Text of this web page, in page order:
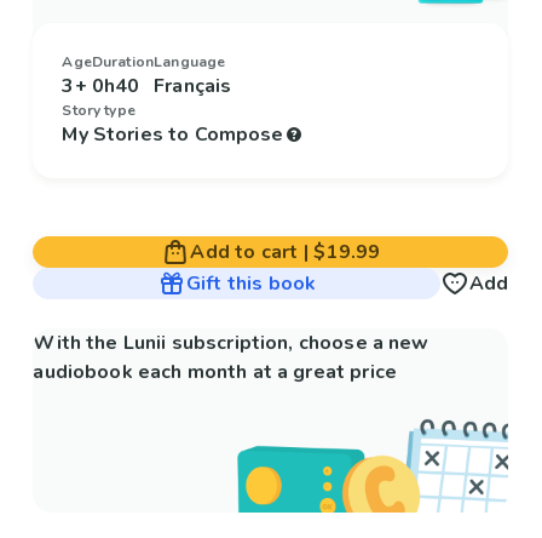
Age
3+
Duration
0h40
Language
Français
Story type
My Stories to Compose
Add to cart |$19.99
Gift this book
Add
With the Lunii subscription, choose a new
audiobook each month at a great price